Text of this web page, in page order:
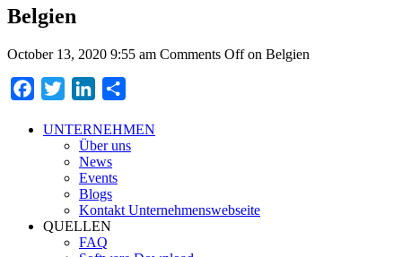
Belgien
October 13, 2020 9:55 am Comments Offon Belgien
Facebook
Twitter LinkedIn
UNTERNEHMEN
Über uns
News
Events
Blogs
Kontakt Unternehmenswebseite
QUELLEN
FAQ